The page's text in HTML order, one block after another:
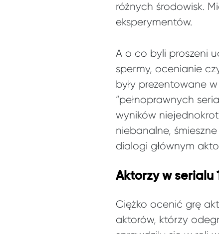
różnych środowisk.
eksperymentów.
A o co byli proszeni
spermy, ocenianie
były prezentowane
“pełnoprawnych
wyników
niebanalne,
dialogi głównym
Aktorzy w serialu
Ciężko ocenić grę
aktorów, którzy